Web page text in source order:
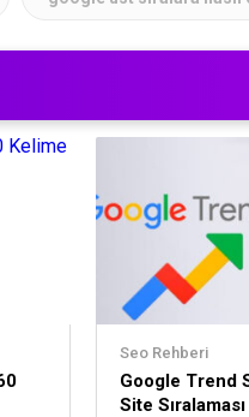
Seo Rehberi
Google Trend
Site Sıralaması